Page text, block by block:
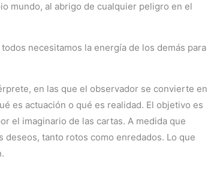
mundo, al abrigo de cualquier peligro en el
necesitamos la energía de los demás para
en las que el observador se convierte en
es actuación o qué es realidad. El objetivo es
el imaginario de las cartas. A medida que
tanto rotos como enredados. Lo que